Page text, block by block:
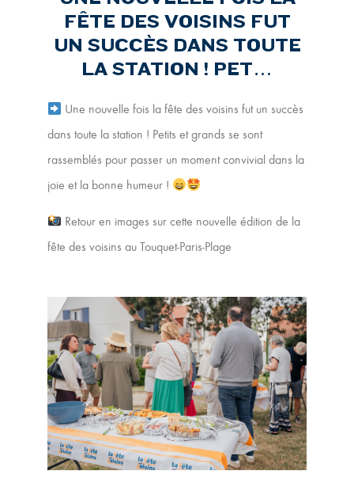
FÊTE DES VOISINS FUT
UN SUCCÈS DANS TOUTE
LA STATION ! PET…
Une nouvelle fois la fête des voisins fut un succès
dans toute la station ! Petits et grands se sont
rassemblés pour passer un moment convivial dans la
joie et la bonne humeur !
Retour en images sur cette nouvelle édition de la
fête des voisins au Touquet-Paris-Plage